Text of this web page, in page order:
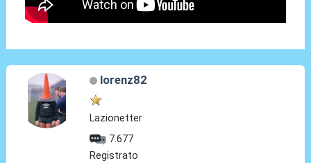
lorenz82
Lazionetter
7.677
Registrato